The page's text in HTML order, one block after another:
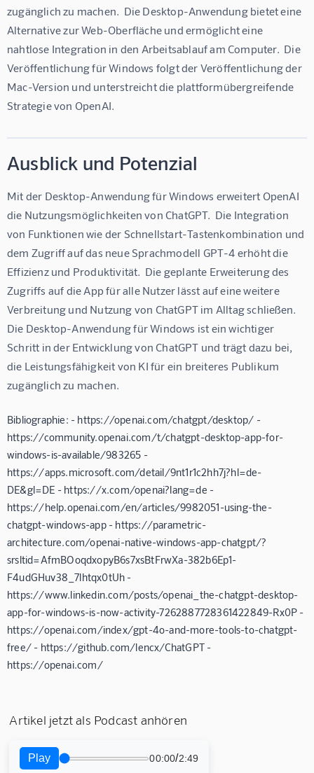
zugänglich zu machen.  Die Desktop-Anwendung bietet eine
Alternative zur Web-Oberfläche und ermöglicht eine
nahtlose Integration in den Arbeitsablauf am Computer.  Die
Veröffentlichung für Windows folgt der Veröffentlichung der
Mac-Version und unterstreicht die plattformübergreifende
Strategie von OpenAI.
Ausblick und Potenzial
Mit der Desktop-Anwendung für Windows erweitert OpenAI
die Nutzungsmöglichkeiten von ChatGPT.  Die Integration
von Funktionen wie der Schnellstart-Tastenkombination und
dem Zugriff auf das neue Sprachmodell GPT-4 erhöht die
Effizienz und Produktivität.  Die geplante Erweiterung des
Zugriffs auf die App für alle Nutzer lässt auf eine weitere
Verbreitung und Nutzung von ChatGPT im Alltag schließen.
Die Desktop-Anwendung für Windows ist ein wichtiger
Schritt in der Entwicklung von ChatGPT und trägt dazu bei,
die Leistungsfähigkeit von KI für ein breiteres Publikum
zugänglich zu machen.
Bibliographie: - https://openai.com/chatgpt/desktop/ -
https://community.openai.com/t/chatgpt-desktop-app-for-
windows-is-available/983265 -
https://apps.microsoft.com/detail/9nt1r1c2hh7j?hl=de-
DE&gl=DE - https://x.com/openai?lang=de -
https://help.openai.com/en/articles/9982051-using-the-
chatgpt-windows-app - https://parametric-
architecture.com/openai-native-windows-app-chatgpt/?
srsltid=AfmBOoqdxopyB6s7xsBtFrwXa-382b6Ep1-
F4udGHuv38_7lhtqx0tUh -
https://www.linkedin.com/posts/openai_the-chatgpt-desktop-
app-for-windows-is-now-activity-7262887728361422849-Rx0P -
https://openai.com/index/gpt-4o-and-more-tools-to-chatgpt-
free/ - https://github.com/lencx/ChatGPT -
https://openai.com/
Artikel jetzt als Podcast anhören
Play 00:00/2:49